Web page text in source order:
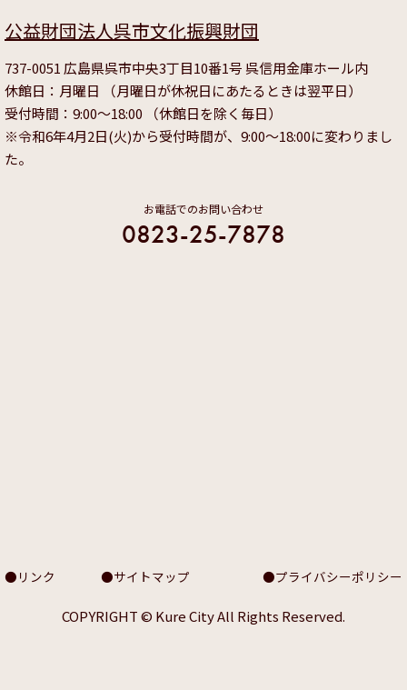
公益財団法人呉市文化振興財団
737-0051 広島県呉市中央3丁目10番1号 呉信用金庫ホール内
休館日：月曜日 （月曜日が休祝日にあたるときは翌平日）
受付時間：9:00～18:00 （休館日を除く毎日）
※令和6年4月2日(火)から受付時間が、9:00～18:00に変わりまし
た。
お電話でのお問い合わせ
0823-25-7878
リンク サイトマップ プライバシーポリシー
COPYRIGHT © Kure City All Rights Reserved.